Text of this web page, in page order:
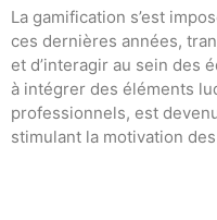
La gamification s’est
ces dernières années,
et d’interagir au sein des
à intégrer des éléments
professionnels, est
stimulant la motivation